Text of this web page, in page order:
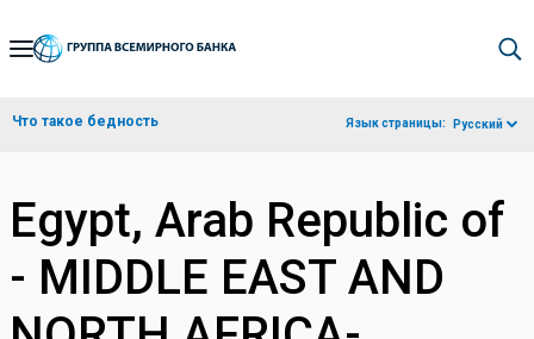
Skip
Navigation
Что такое бедность Язык страницы: Русский
Egypt, Arab Republic of
- MIDDLE EAST AND